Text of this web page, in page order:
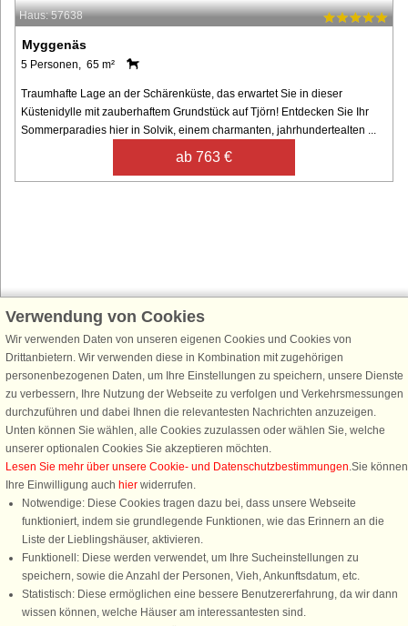
Rufen Sie an, um zu buchen
Haus: 57638
Myggenäs
5 Personen, 65 m²
Traumhafte Lage an der Schärenküste, das erwartet Sie in dieser
Küstenidylle mit zauberhaftem Grundstück auf Tjörn! Entdecken Sie Ihr
Sommerparadies hier in Solvik, einem charmanten, jahrhundertealten ...
ab 763 €
Schließen Sie sich 100.000 Ferienhaus-Fans an
Erhalten Sie einenWillkommensgutschein von 25 € für Ihren nächsten
Ferienhausurlaub - melden Sie sich einfach für den DanCenter Newsletter
an. Verpassen Sie nie wieder exklusive Angebote, Gewinnspiele und
Urlaubstipps!
Newsletter abonnieren
Verwendung von Cookies
Wir verwenden Daten von unseren eigenen Cookies und Cookies von
Drittanbietern. Wir verwenden diese in Kombination mit zugehörigen
personenbezogenen Daten, um Ihre Einstellungen zu speichern, unsere Dienste
zu verbessern, Ihre Nutzung der Webseite zu verfolgen und Verkehrsmessungen
durchzuführen und dabei Ihnen die relevantesten Nachrichten anzuzeigen.
Unten können Sie wählen, alle Cookies zuzulassen oder wählen Sie, welche
unserer optionalen Cookies Sie akzeptieren möchten.
Lesen Sie mehr über unsere Cookie- und Datenschutzbestimmungen.Sie können
Ihre Einwilligung auch hier widerrufen.
Notwendige: Diese Cookies tragen dazu bei, dass unsere Webseite
funktioniert, indem sie grundlegende Funktionen, wie das Erinnern an die
Liste der Lieblingshäuser, aktivieren.
Funktionell: Diese werden verwendet, um Ihre Sucheinstellungen zu
speichern, sowie die Anzahl der Personen, Vieh, Ankunftsdatum, etc.
Statistisch: Diese ermöglichen eine bessere Benutzererfahrung, da wir dann
wissen können, welche Häuser am interessantesten sind.